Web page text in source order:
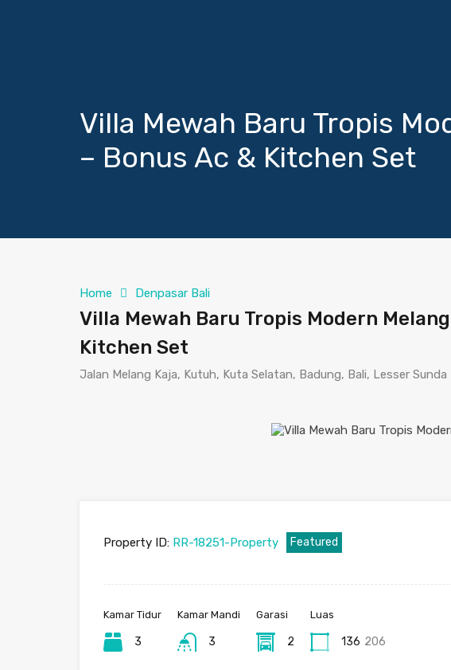
Villa Mewah Baru Tropis
– Bonus Ac & Kitchen Set
Home Denpasar Bali
Villa Mewah Baru Tropis Modern
Kitchen Set
Jalan Melang Kaja, Kutuh, Kuta Selatan, Badung, Bali, Lesser
Property ID: RR-18251-Property Featured
Kamar Tidur
3
Kamar Mandi
3
Garasi
2
Luas
136 206